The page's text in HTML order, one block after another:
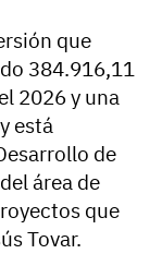
que
384.916,11
2026 y una
está
de
área de
que
Tovar.